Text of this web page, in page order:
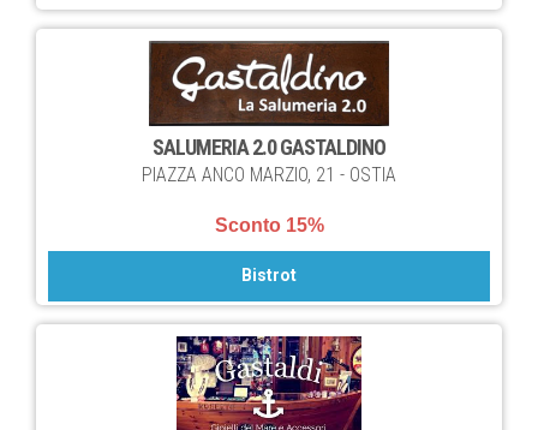
SALUMERIA 2.0 GASTALDINO
PIAZZA ANCO MARZIO, 21 - OSTIA
Sconto 15%
Bistrot